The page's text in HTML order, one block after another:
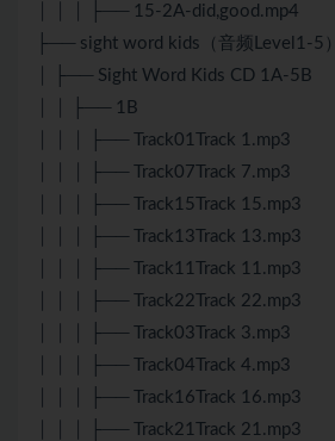
│ │ │ ├── 15-2A-did,good.mp4
├── sight word kids（音频Level1-5）
│ ├── Sight Word Kids CD 1A-5B
│ │ ├── 1B
│ │ │ ├── Track01Track 1.mp3
│ │ │ ├── Track07Track 7.mp3
│ │ │ ├── Track15Track 15.mp3
│ │ │ ├── Track13Track 13.mp3
│ │ │ ├── Track11Track 11.mp3
│ │ │ ├── Track22Track 22.mp3
│ │ │ ├── Track03Track 3.mp3
│ │ │ ├── Track04Track 4.mp3
│ │ │ ├── Track16Track 16.mp3
│ │ │ ├── Track21Track 21.mp3